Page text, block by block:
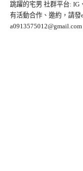
跳躍的宅男 社群平台: IG
有活動合作、邀約，請
a0913575012@gmail.com